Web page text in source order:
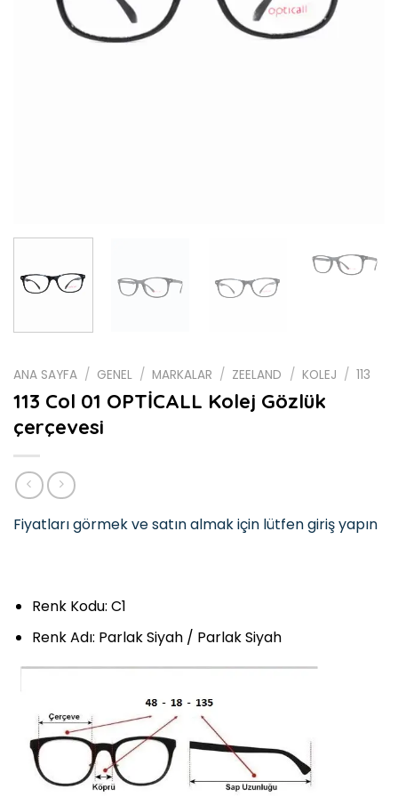
ANA SAYFA / GENEL / MARKALAR / ZEELAND / KOLEJ / 113
113 Col 01 OPTİCALL Kolej Gözlük
çerçevesi
Fiyatları görmek ve satın almak için lütfen giriş yapın
Renk Kodu: C1
Renk Adı: Parlak Siyah / Parlak Siyah